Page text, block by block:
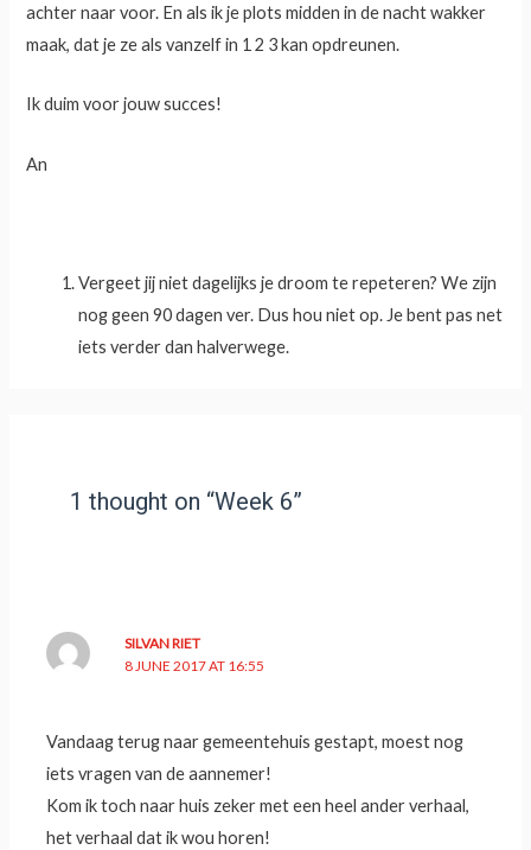
achter naar voor. En als ik je plots midden in de nacht wakker
maak, dat je ze als vanzelf in 1 2 3 kan opdreunen.
Ik duim voor jouw succes!
An
Vergeet jij niet dagelijks je droom te repeteren? We zijn
nog geen 90 dagen ver. Dus hou niet op. Je bent pas net
iets verder dan halverwege.
1 thought on “Week 6”
SILVAN RIET
8 JUNE 2017 AT 16:55
Vandaag terug naar gemeentehuis gestapt, moest nog
iets vragen van de aannemer!
Kom ik toch naar huis zeker met een heel ander verhaal,
het verhaal dat ik wou horen!